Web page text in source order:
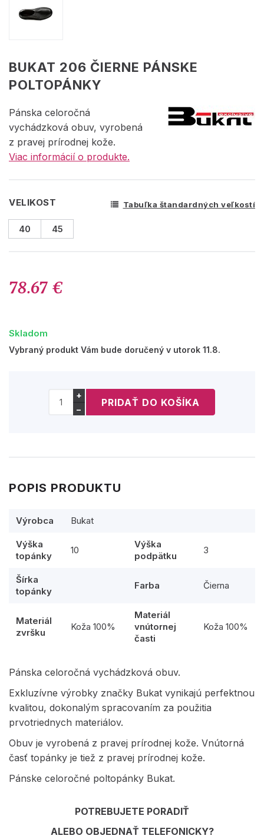
BUKAT 206 ČIERNE PÁNSKE
POLTOPÁNKY
Pánska celoročná
vychádzková obuv, vyrobená
z pravej prírodnej kože.
Viac informácií o produkte.
VELIKOST Tabuľka štandardných veľkostí
40 45
78.67 €
Skladom
Vybraný produkt Vám bude doručený v utorok 11.8.
+
−
POPIS PRODUKTU
Výrobca Bukat
Výška
topánky
10
Výška
podpätku
3
Šírka
topánky
Farba Čierna
Materiál
zvršku
Koža 100%
Materiál
vnútornej
časti
Koža 100%
Pánska celoročná vychádzková obuv.
Exkluzívne výrobky značky Bukat vynikajú perfektnou
kvalitou, dokonalým spracovaním za použitia
prvotriednych materiálov.
Obuv je vyrobená z pravej prírodnej kože. Vnútorná
časť topánky je tiež z pravej prírodnej kože.
Pánske celoročné poltopánky Bukat.
POTREBUJETE PORADIŤ
ALEBO OBJEDNAŤ TELEFONICKY?